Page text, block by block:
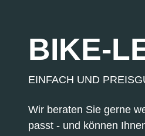
BIKE-
EINFACH UND
Wir beraten Sie gerne
passt - und können